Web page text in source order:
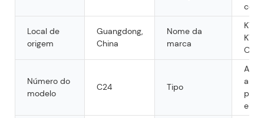
Local de
origem
Guangdong,
China
Nome da
marca
KY,
OEM
Número do
modelo
C24 Tipo
Anel
anel